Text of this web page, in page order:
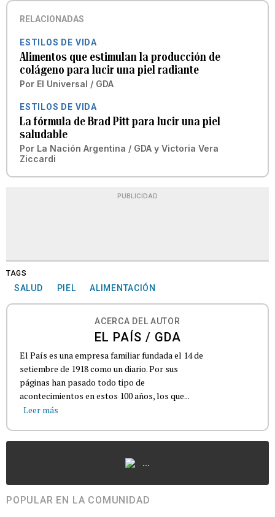
RELACIONADAS
ESTILOS DE VIDA
Alimentos que estimulan la producción de
colágeno para lucir una piel radiante
Por El Universal / GDA
ESTILOS DE VIDA
La fórmula de Brad Pitt para lucir una piel
saludable
Por La Nación Argentina / GDA y Victoria Vera
Ziccardi
PUBLICIDAD
TAGS
SALUD PIEL ALIMENTACIÓN
ACERCA DEL AUTOR
EL PAÍS / GDA
El País es una empresa familiar fundada el 14 de
setiembre de 1918 como un diario. Por sus
páginas han pasado todo tipo de
acontecimientos en estos 100 años, los que...
Leer más
...
POPULAR EN LA COMUNIDAD